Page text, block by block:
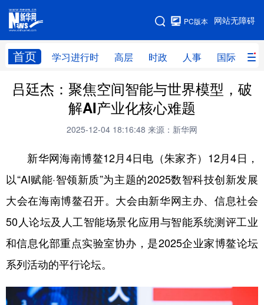
网站无障碍
PC版本
首页 学习进行时 高层 时政 人事 国际 财
网站地图
学习进行时 高层 时政 人事
财经 网评
科技 科创 量子 体育
文化 军事
法律 中央文件 金融 汽车
食品 人居
学术中国 乡村振兴 银龄 溯源中国
吕廷杰：聚焦空间智能与世界模型，破
解AI产业化核心难题
2025-12-04 18:16:48 来源：新华网
新华网海南博鳌12月4日电（朱家齐）12月4日，
以“AI赋能·智领新质”为主题的2025数智科技创新发展
大会在海南博鳌召开。大会由新华网主办、信息社会
50人论坛及人工智能场景化应用与智能系统测评工业
和信息化部重点实验室协办，是2025企业家博鳌论坛
系列活动的平行论坛。